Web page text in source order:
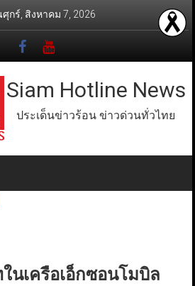
ศุกร์, สิงหาคม 7, 2026
Siam Hotline News
ประเด็นข่าวร้อน ข่าวด่วนทั่วไทย
นเครือเอ็กซอนโมบิล